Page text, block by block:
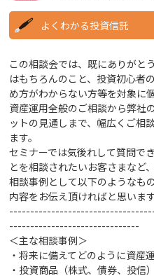
よくわかる投資信託
この相談会では、既にありがと
はもちろんのこと、投資初心者
め方がわからない方等を対象に
資産運用全般のご相談から弊社
ットの見通しまで、幅広くご相
ます。
セミナーでは気後れして質問で
とを相談されたいお客さまなど
相談事例として以下のようなも
内容をお伝え頂ければと思います
-------------------------------
＜主な相談事例＞
・将来に備えてどのように資産
・投資商品（株式、債券、投信